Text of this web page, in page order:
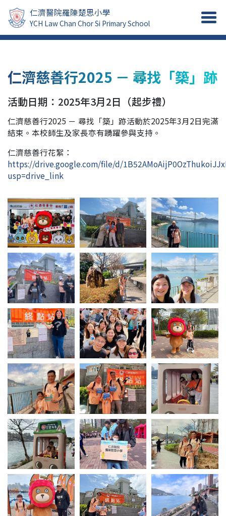
仁濟醫院羅陳楚思小學
YCH Law Chan Chor Si Primary School
仁濟慈善行2025 － 尋找「築」跡
活動日期：2025年3月2日（起步禮）
仁濟慈善行2025 － 尋找「築」跡活動於2025年3月2日完滿
結束。本校師生及家長亦有踴躍參與支持。
仁濟慈善行花絮：
https://drive.google.com/file/d/
usp=drive_link